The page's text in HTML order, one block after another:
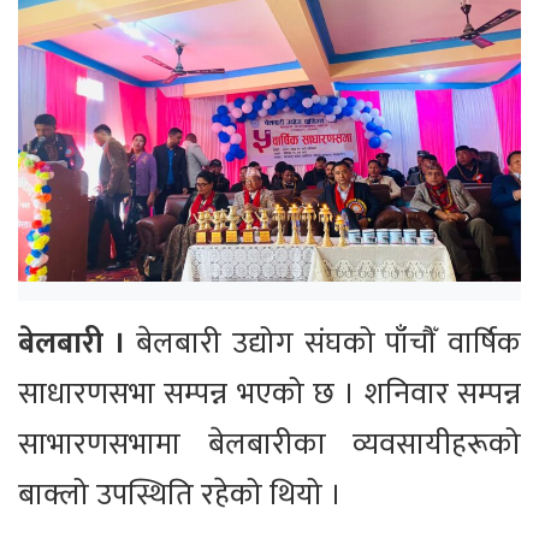
बेलबारी । बेलबारी उद्योग संघको पाँचौँ वार्षिक
साधारणसभा सम्पन्न भएको छ । शनिवार सम्पन्न
साभारणसभामा बेलबारीका व्यवसायीहरूको
बाक्लो उपस्थिति रहेको थियो ।